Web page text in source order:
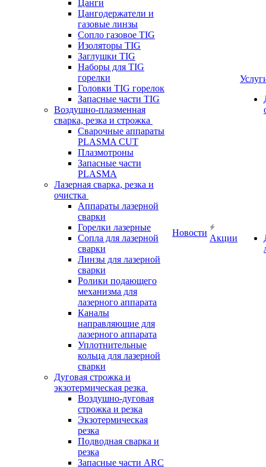
Цанги
Цангодержатели и
газовые линзы
Сопло газовое TIG
Изоляторы TIG
Заглушки TIG
Наборы для TIG
горелки
Головки TIG горелок
Запасные части TIG
Воздушно-плазменная
сварка, резка и строжка
Сварочные аппараты
PLASMA CUT
Плазмотроны
Запасные части
PLASMA
Лазерная сварка, резка и
очистка
Аппараты лазерной
сварки
Горелки лазерные
Сопла для лазерной
сварки
Линзы для лазерной
сварки
Ролики подающего
механизма для
лазерного аппарата
Каналы
направляющие для
лазерного аппарата
Уплотнительные
кольца для лазерной
сварки
Дуговая строжка и
экзотермическая резка
Воздушно-дуговая
строжка и резка
Экзотермическая
резка
Подводная сварка и
резка
Запасные части ARC
Новости
Акции